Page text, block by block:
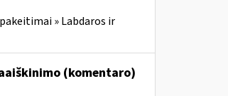
» Labdaros ir
(komentaro)